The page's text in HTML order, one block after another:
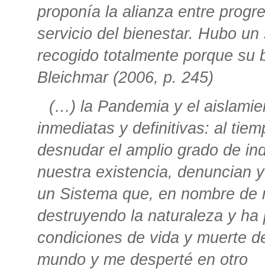
proponía la alianza entre
servicio del bienestar. Hubo
recogido totalmente porque su
Bleichmar (2006, p. 245)
(…) la Pandemia y el
inmediatas y definitivas: al
desnudar el amplio grado de
nuestra existencia, denuncian
un Sistema que, en nombre
destruyendo la naturaleza y
condiciones de vida y muerte
mundo y me desperté en otro